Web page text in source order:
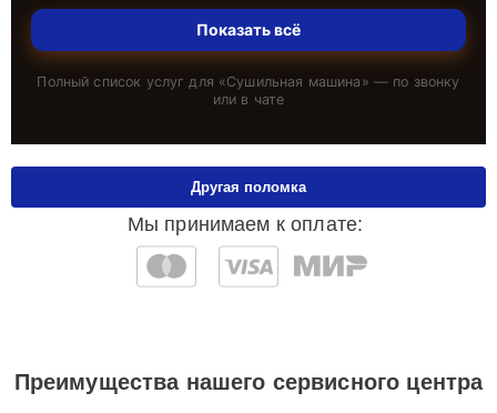
Показать всё
Полный список услуг для «Сушильная машина » — по звонку
или в чате
Мы принимаем к оплате:
Другая поломка
Преимущества нашего сервисного центра